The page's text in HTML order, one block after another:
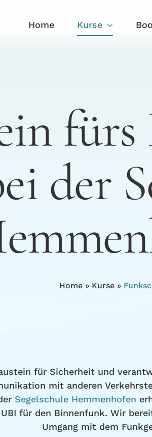
Home Kurse
der
Home» Kurse»
für Sicherheit und
mit anderen
Segelschule Hemmenhofen
für den Binnenfunk. Wir
Umgang mit dem